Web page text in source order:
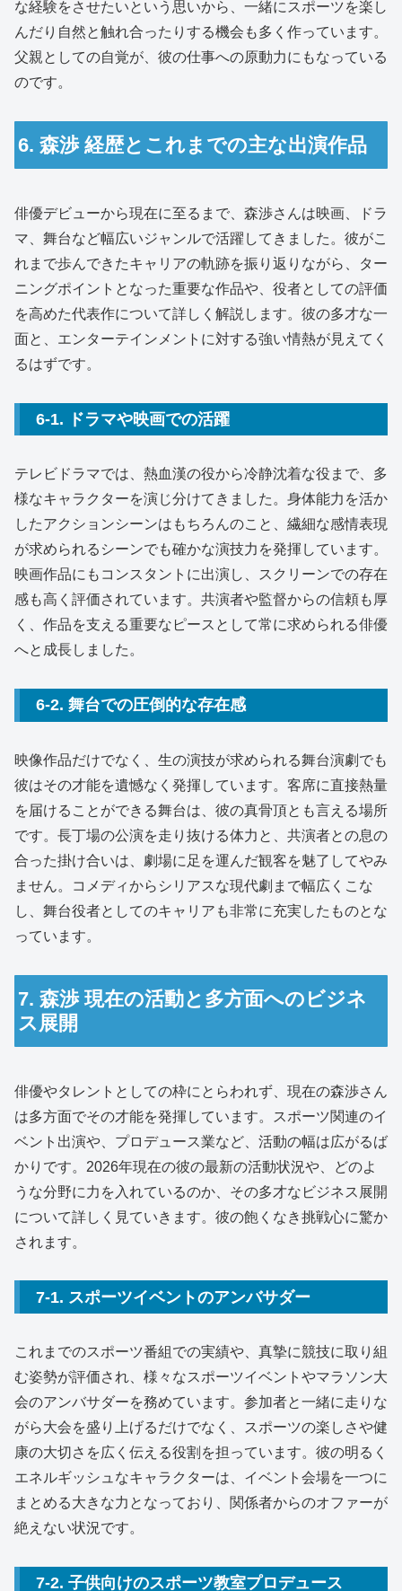
な経験をさせたいという思いから、一緒にスポーツを楽し
んだり自然と触れ合ったりする機会も多く作っています。
父親としての自覚が、彼の仕事への原動力にもなっている
のです。
6. 森渉 経歴とこれまでの主な出演作品
俳優デビューから現在に至るまで、森渉さんは映画、ドラ
マ、舞台など幅広いジャンルで活躍してきました。彼がこ
れまで歩んできたキャリアの軌跡を振り返りながら、ター
ニングポイントとなった重要な作品や、役者としての評価
を高めた代表作について詳しく解説します。彼の多才な一
面と、エンターテインメントに対する強い情熱が見えてく
るはずです。
6-1. ドラマや映画での活躍
テレビドラマでは、熱血漢の役から冷静沈着な役まで、多
様なキャラクターを演じ分けてきました。身体能力を活か
したアクションシーンはもちろんのこと、繊細な感情表現
が求められるシーンでも確かな演技力を発揮しています。
映画作品にもコンスタントに出演し、スクリーンでの存在
感も高く評価されています。共演者や監督からの信頼も厚
く、作品を支える重要なピースとして常に求められる俳優
へと成長しました。
6-2. 舞台での圧倒的な存在感
映像作品だけでなく、生の演技が求められる舞台演劇でも
彼はその才能を遺憾なく発揮しています。客席に直接熱量
を届けることができる舞台は、彼の真骨頂とも言える場所
です。長丁場の公演を走り抜ける体力と、共演者との息の
合った掛け合いは、劇場に足を運んだ観客を魅了してやみ
ません。コメディからシリアスな現代劇まで幅広くこな
し、舞台役者としてのキャリアも非常に充実したものとな
っています。
7. 森渉 現在の活動と多方面へのビジネ
ス展開
俳優やタレントとしての枠にとらわれず、現在の森渉さん
は多方面でその才能を発揮しています。スポーツ関連のイ
ベント出演や、プロデュース業など、活動の幅は広がるば
かりです。2026年現在の彼の最新の活動状況や、どのよ
うな分野に力を入れているのか、その多才なビジネス展開
について詳しく見ていきます。彼の飽くなき挑戦心に驚か
されます。
7-1. スポーツイベントのアンバサダー
これまでのスポーツ番組での実績や、真摯に競技に取り組
む姿勢が評価され、様々なスポーツイベントやマラソン大
会のアンバサダーを務めています。参加者と一緒に走りな
がら大会を盛り上げるだけでなく、スポーツの楽しさや健
康の大切さを広く伝える役割を担っています。彼の明るく
エネルギッシュなキャラクターは、イベント会場を一つに
まとめる大きな力となっており、関係者からのオファーが
絶えない状況です。
7-2. 子供向けのスポーツ教室プロデュース